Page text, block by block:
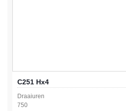
C251 Hx4
Draaiuren
750